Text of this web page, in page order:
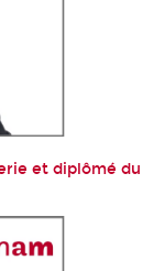
et diplômé du